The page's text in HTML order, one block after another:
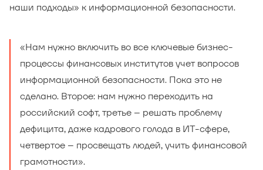
наши подходы» к информационной безопасности.
«Нам нужно включить во все ключевые бизнес-
процессы финансовых институтов учет вопросов
информационной безопасности. Пока это не
сделано. Второе: нам нужно переходить на
российский софт, третье – решать проблему
дефицита, даже кадрового голода в ИТ-сфере,
четвертое – просвещать людей, учить финансовой
грамотности».